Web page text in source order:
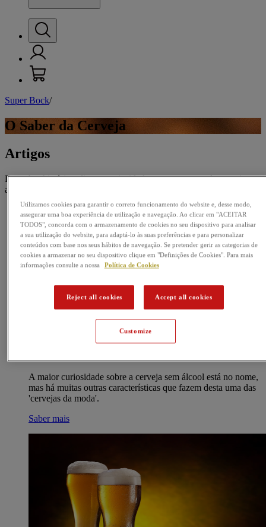
Super Bock/
O Saber da Cerveja
Artigos
Descobre histórias, dicas e curiosidades que tornam cada cerveja
ainda mais interessante.
A maior curiosidade sobre a cerveja sem álcool está no nome,
mas há muitas outras características que fazem desta uma das
'cervejas da moda'.
Saber mais
Utilizamos cookies para garantir o correto funcionamento do website e, desse modo,
assegurar uma boa experiência de utilização e navegação. Ao clicar em "ACEITAR
TODOS", concorda com o armazenamento de cookies no seu dispositivo para analisar
a sua utilização do website, para adaptá-lo às suas preferências e para personalizar
conteúdos com base nos seus hábitos de navegação. Se pretender gerir as categorias de
cookies a armazenar no seu dispositivo clique em "Definições de Cookies". Para mais
informações consulte a nossa
Política de Cookies
Reject all cookies Accept all cookies
Customize